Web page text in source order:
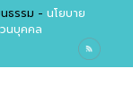
ธรรม - นโยบาย
นบุคคล